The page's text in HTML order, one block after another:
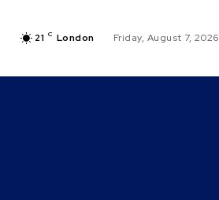
21 C London Friday, August 7, 2026